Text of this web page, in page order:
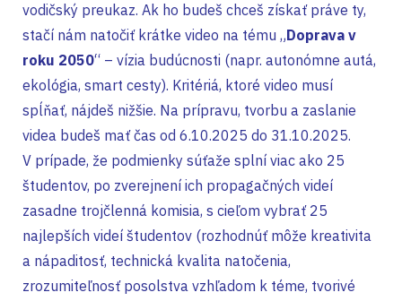
vodičský preukaz. Ak ho budeš chceš získať práve ty,
stačí nám natočiť krátke video na tému „Doprava v
roku 2050“ – vízia budúcnosti (napr. autonómne autá,
ekológia, smart cesty). Kritériá, ktoré video musí
spĺňať, nájdeš nižšie. Na prípravu, tvorbu a zaslanie
videa budeš mať čas od 6.10.2025 do 31.10.2025.
V prípade, že podmienky súťaže splní viac ako 25
študentov, po zverejnení ich propagačných videí
zasadne trojčlenná komisia, s cieľom vybrať 25
najlepších videí študentov (rozhodnúť môže kreativita
a nápaditosť, technická kvalita natočenia,
zrozumiteľnosť posolstva vzhľadom k téme, tvorivé